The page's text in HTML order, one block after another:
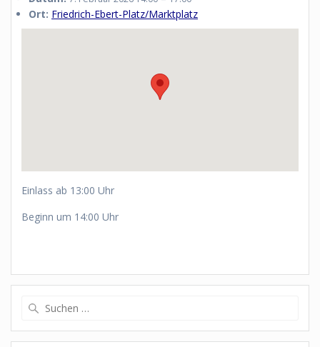
Ort: Friedrich-Ebert-Platz/Marktplatz
Einlass ab 13:00 Uhr
Beginn um 14:00 Uhr